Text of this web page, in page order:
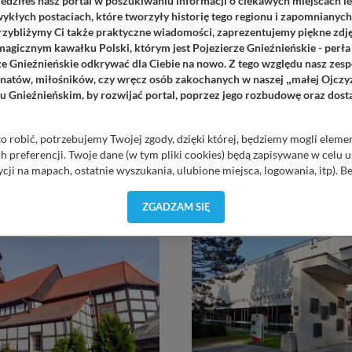
3
warto
z najmłodszych, ale i
punktów na mapie
i turystycznej Gniezna.
już na dobre wpisał...
3372
Gnieźnieńska Kolej
Wąskotorowa
W roku 1892 parlament
uchwalił ustawę określającą
3928
postaciach, które tworzyły historię tego regionu i
Ci także praktyczne wiadomości, zaprezentujemy piękne
kawałku Polski, którym jest Pojezierze Gnieźnieńskie -
Gnieźnieńskie odkrywać dla Ciebie na nowo. Z tego względu nasz
miłośników, czy wręcz osób zakochanych w naszej „małej
Gnieźnieńskim, by rozwijać portal, poprzez jego rozbudowę oraz
robić, potrzebujemy Twojej zgody, dzięki której, będziemy mogli
preferencji. Twoje dane (w tym pliki cookies) będą zapisywane w celu
na mapach, ostatnie wyszukania, ulubione miejsca, logowania, itp).
jeśli masz wątpliwości co do naszych intencji, zawsze możesz
Twoich danych.
oraz nie udostępnia Twoich danych innym podmiotom oraz
gdy przekazanie Twoich danych jest elementem usługi (przekazanie
danych w przypadku rezerwacji usług typu: nocleg, czartery, itp).
serwisu wRegulaminie Serwisu
danych jest firma: Media Lokalne Karol Soberski, z siedzibą w
ZGADZAM SIĘ